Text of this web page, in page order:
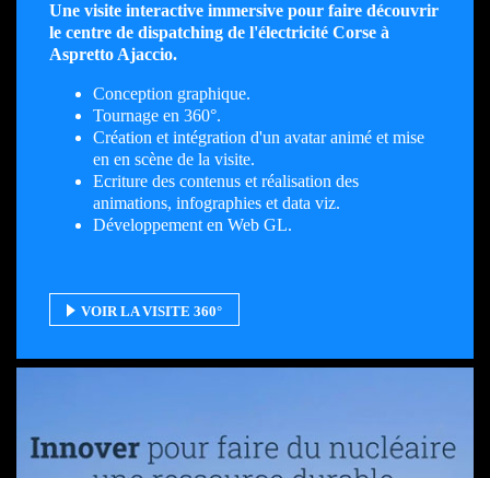
Une visite interactive immersive pour faire découvrir
le centre de dispatching de l'électricité Corse à
Aspretto Ajaccio.
Conception graphique.
Tournage en 360°.
Création et intégration d'un avatar animé et mise
en en scène de la visite.
Ecriture des contenus et réalisation des
animations, infographies et data viz.
Développement en Web GL.
VOIR LA VISITE 360°